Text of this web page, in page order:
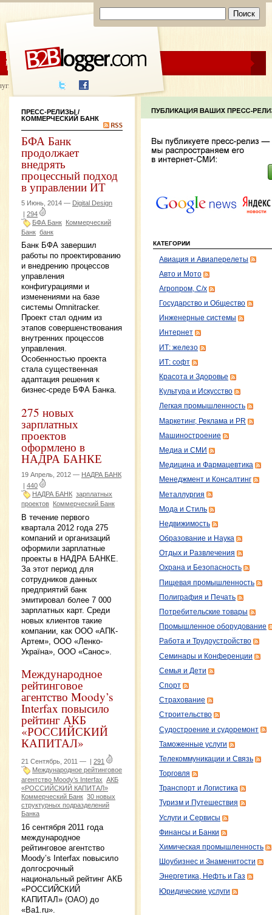
ЦЕНЫ ПОМОЩЬ
написания
ПРЕСС-РЕЛИЗЫ /
КОММЕРЧЕСКИЙ БАНК
БФА Банк
продолжает
внедрять
процессный подход
в управлении ИТ
5 Июнь, 2014 — Digital Design
| 294
БФА Банк Коммерческий
Банк банк
Банк БФА завершил
работы по проектированию
и внедрению процессов
управления
конфигурациями и
изменениями на базе
системы Omnitracker.
Проект стал одним из
этапов совершенствования
внутренних процессов
управления.
Особенностью проекта
стала существенная
адаптация решения к
бизнес-среде БФА Банка.
275 новых
зарплатных
проектов
оформлено в
НАДРА БАНКЕ
19 Апрель, 2012 — НАДРА БАНК
| 440
НАДРА БАНК зарплатных
проектов Коммерческий Банк
В течение первого
квартала 2012 года 275
компаний и организаций
оформили зарплатные
проекты в НАДРА БАНКЕ.
За этот период для
сотрудников данных
предприятий банк
эмитировал более 7 000
зарплатных карт. Среди
новых клиентов такие
компании, как ООО «АПК-
Артем», ООО «Ленко-
Україна», ООО «Санос».
Международное
рейтинговое
агентство Moody’s
Interfax повысило
рейтинг АКБ
«РОССИЙСКИЙ
КАПИТАЛ»
21 Сентябрь, 2011 —
291
Международное рейтинговое
агентство Moody’s Interfax АКБ
«РОССИЙСКИЙ КАПИТАЛ»
Коммерческий Банк 30 новых
структурных подразделений
Банка
16 сентября 2011 года
международное
рейтинговое агентство
Moody’s Interfax повысило
долгосрочный
национальный рейтинг АКБ
«РОССИЙСКИЙ
КАПИТАЛ» (ОАО) до
«Bа1.ru».
КАТЕГОРИИ
Авиация и Авиаперелеты
Авто и Мото
Агропром, С/х
Государство и Общество
Инженерные системы
Интернет
ИТ: железо
ИТ: софт
Красота и Здоровье
Культура и Искусство
Легкая промышленность
Маркетинг, Реклама и PR
Машиностроение
Медиа и СМИ
Медицина и Фармацевтика
Менеджмент и Консалтинг
Металлургия
Мода и Стиль
Недвижимость
Образование и Наука
Отдых и Развлечения
Охрана и Безопасность
Пищевая промышленность
Полиграфия и Печать
Потребительские товары
Промышленное оборудование
Работа и Трудоустройство
Семинары и Конференции
Семья и Дети
Спорт
Страхование
Строительство
Судостроение и судоремонт
Таможенные услуги
Телекоммуникации и Связь
Торговля
Транспорт и Логистика
Туризм и Путешествия
Услуги и Сервисы
Финансы и Банки
Химическая промышленность
Шоубизнес и Знаменитости
Энергетика, Нефть и Газ
Юридические услуги